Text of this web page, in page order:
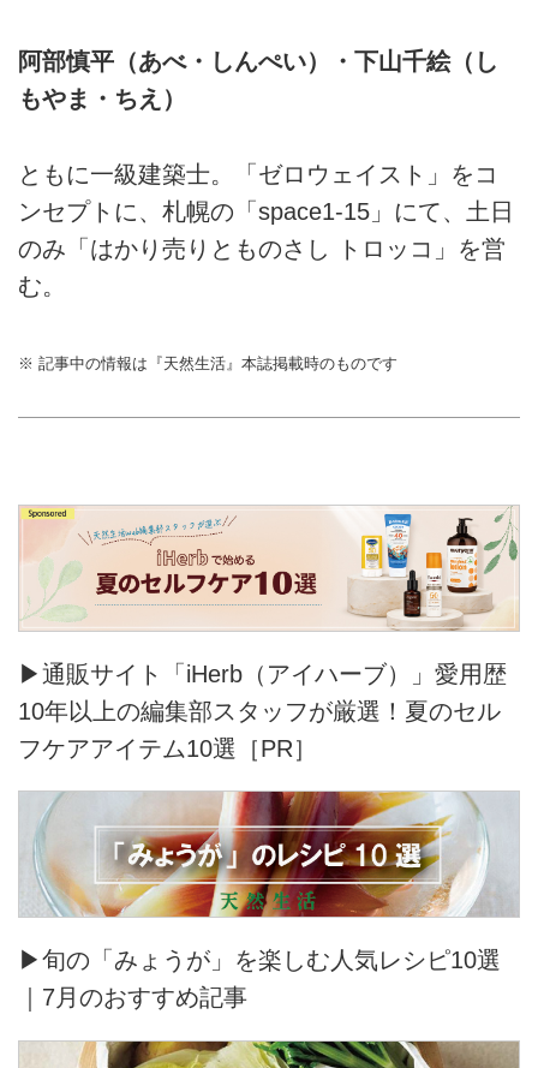
阿部慎平（あべ・しんぺい）・下山千絵（し
もやま・ちえ）
ともに一級建築士。「ゼロウェイスト」をコ
ンセプトに、札幌の「space1-15」にて、土日
のみ「はかり売りとものさし トロッコ」を営
む。
※ 記事中の情報は『天然生活』本誌掲載時のものです
▶通販サイト「iHerb（アイハーブ）」愛用歴
10年以上の編集部スタッフが厳選！夏のセル
フケアアイテム10選［PR］
▶旬の「みょうが」を楽しむ人気レシピ10選
｜7月のおすすめ記事